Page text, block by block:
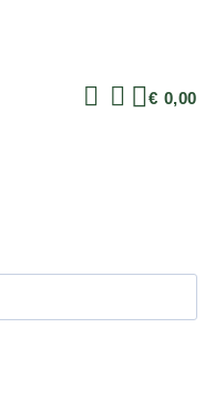
€ 0,00